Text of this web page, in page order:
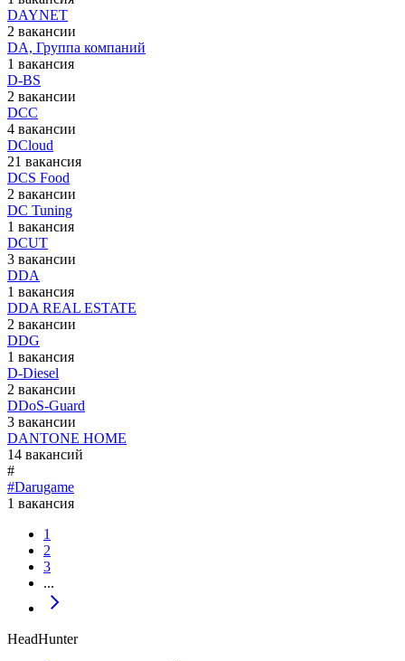
DAYNET
2 вакансии
DA, Группа компаний
1 вакансия
D-BS
2 вакансии
DCC
4 вакансии
DCloud
21 вакансия
DCS Food
2 вакансии
DC Tuning
1 вакансия
DCUT
3 вакансии
DDA
1 вакансия
DDA REAL ESTATE
2 вакансии
DDG
1 вакансия
D-Diesel
2 вакансии
DDoS-Guard
3 вакансии
DANTONE HOME
14 вакансий
#
#Darugame
1 вакансия
1
2
3
...
HeadHunter